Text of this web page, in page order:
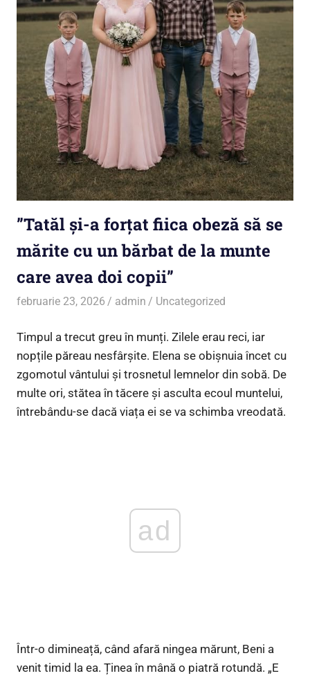
”Tatăl și-a forțat fiica obeză să se
mărite cu un bărbat de la munte
care avea doi copii”
februarie 23, 2026 admin Uncategorized
Timpul a trecut greu în munți. Zilele erau reci, iar
nopțile păreau nesfârșite. Elena se obișnuia încet cu
zgomotul vântului și trosnetul lemnelor din sobă. De
multe ori, stătea în tăcere și asculta ecoul muntelui,
întrebându-se dacă viața ei se va schimba vreodată.
ad
Într-o dimineață, când afară ningea mărunt, Beni a
venit timid la ea. Ținea în mână o piatră rotundă. „E